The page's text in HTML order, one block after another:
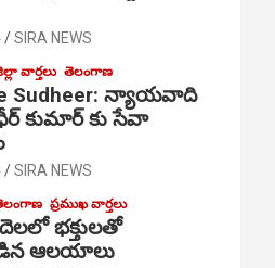
SIRA NEWS
వార్తలు తెలంగాణ
Sudheer: న్యాయవాది
కుమార్ కు సేవా
SIRA NEWS
ప్రముఖ వార్తలు
భక్తులతో
ఆల‌యాలు